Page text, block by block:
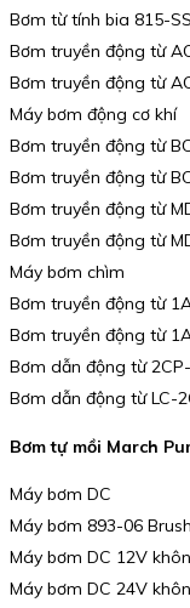
Bơm từ tính bia 815-
Bơm truyền động từ
Bơm truyền động từ
Máy bơm động cơ khí
Bơm truyền động từ
Bơm truyền động từ
Bơm truyền động từ
Bơm truyền động từ
Máy bơm chìm
Bơm truyền động từ
Bơm truyền động từ
Bơm dẫn động từ
Bơm dẫn động từ LC-
Bơm tự mồi March
Máy bơm DC
Máy bơm 893-06
Máy bơm DC 12V
Máy bơm DC 24V